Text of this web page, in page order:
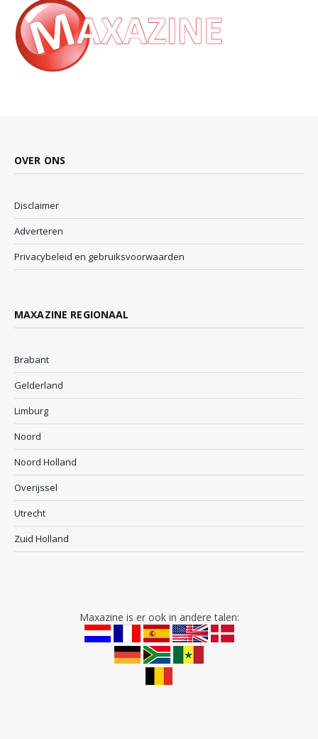
OVER ONS
Disclaimer
Adverteren
Privacybeleid en gebruiksvoorwaarden
MAXAZINE REGIONAAL
Brabant
Gelderland
Limburg
Noord
Noord Holland
Overijssel
Utrecht
Zuid Holland
Maxazine is er ook in andere talen: